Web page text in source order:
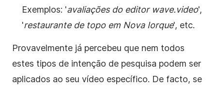
Exemplos: 'avaliações do editor wave.video',
'restaurante de topo em Nova Iorque', etc.
Provavelmente já percebeu que nem todos
estes tipos de intenção de pesquisa podem ser
aplicados ao seu vídeo específico. De facto, se